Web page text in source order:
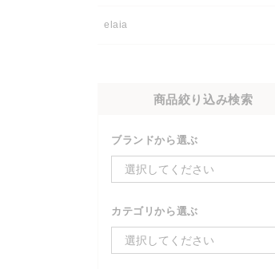
elaia
商品絞り込み検索
ブランドから選ぶ
選択してください
カテゴリから選ぶ
選択してください